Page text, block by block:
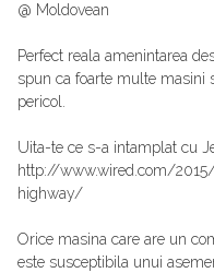
@ Moldovean
Perfect reala amenintarea
spun ca foarte multe masini
pericol.
Uita-te ce s-a intamplat cu
http://www.wired.com/
highway/
Orice masina care are un
este susceptibila unui